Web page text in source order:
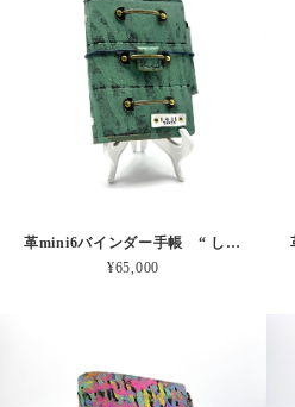
革mini6バインダー手帳 “ したたる引き出しにそっとしまう” 本革
¥65,000